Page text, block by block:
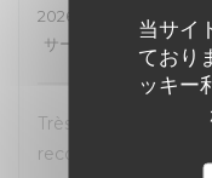
当サイ
ており
ッキー
2026-07-18
- 21:00 - ゲ
サービス
/5 雰囲気 5
Très bon accueil et
recommande !